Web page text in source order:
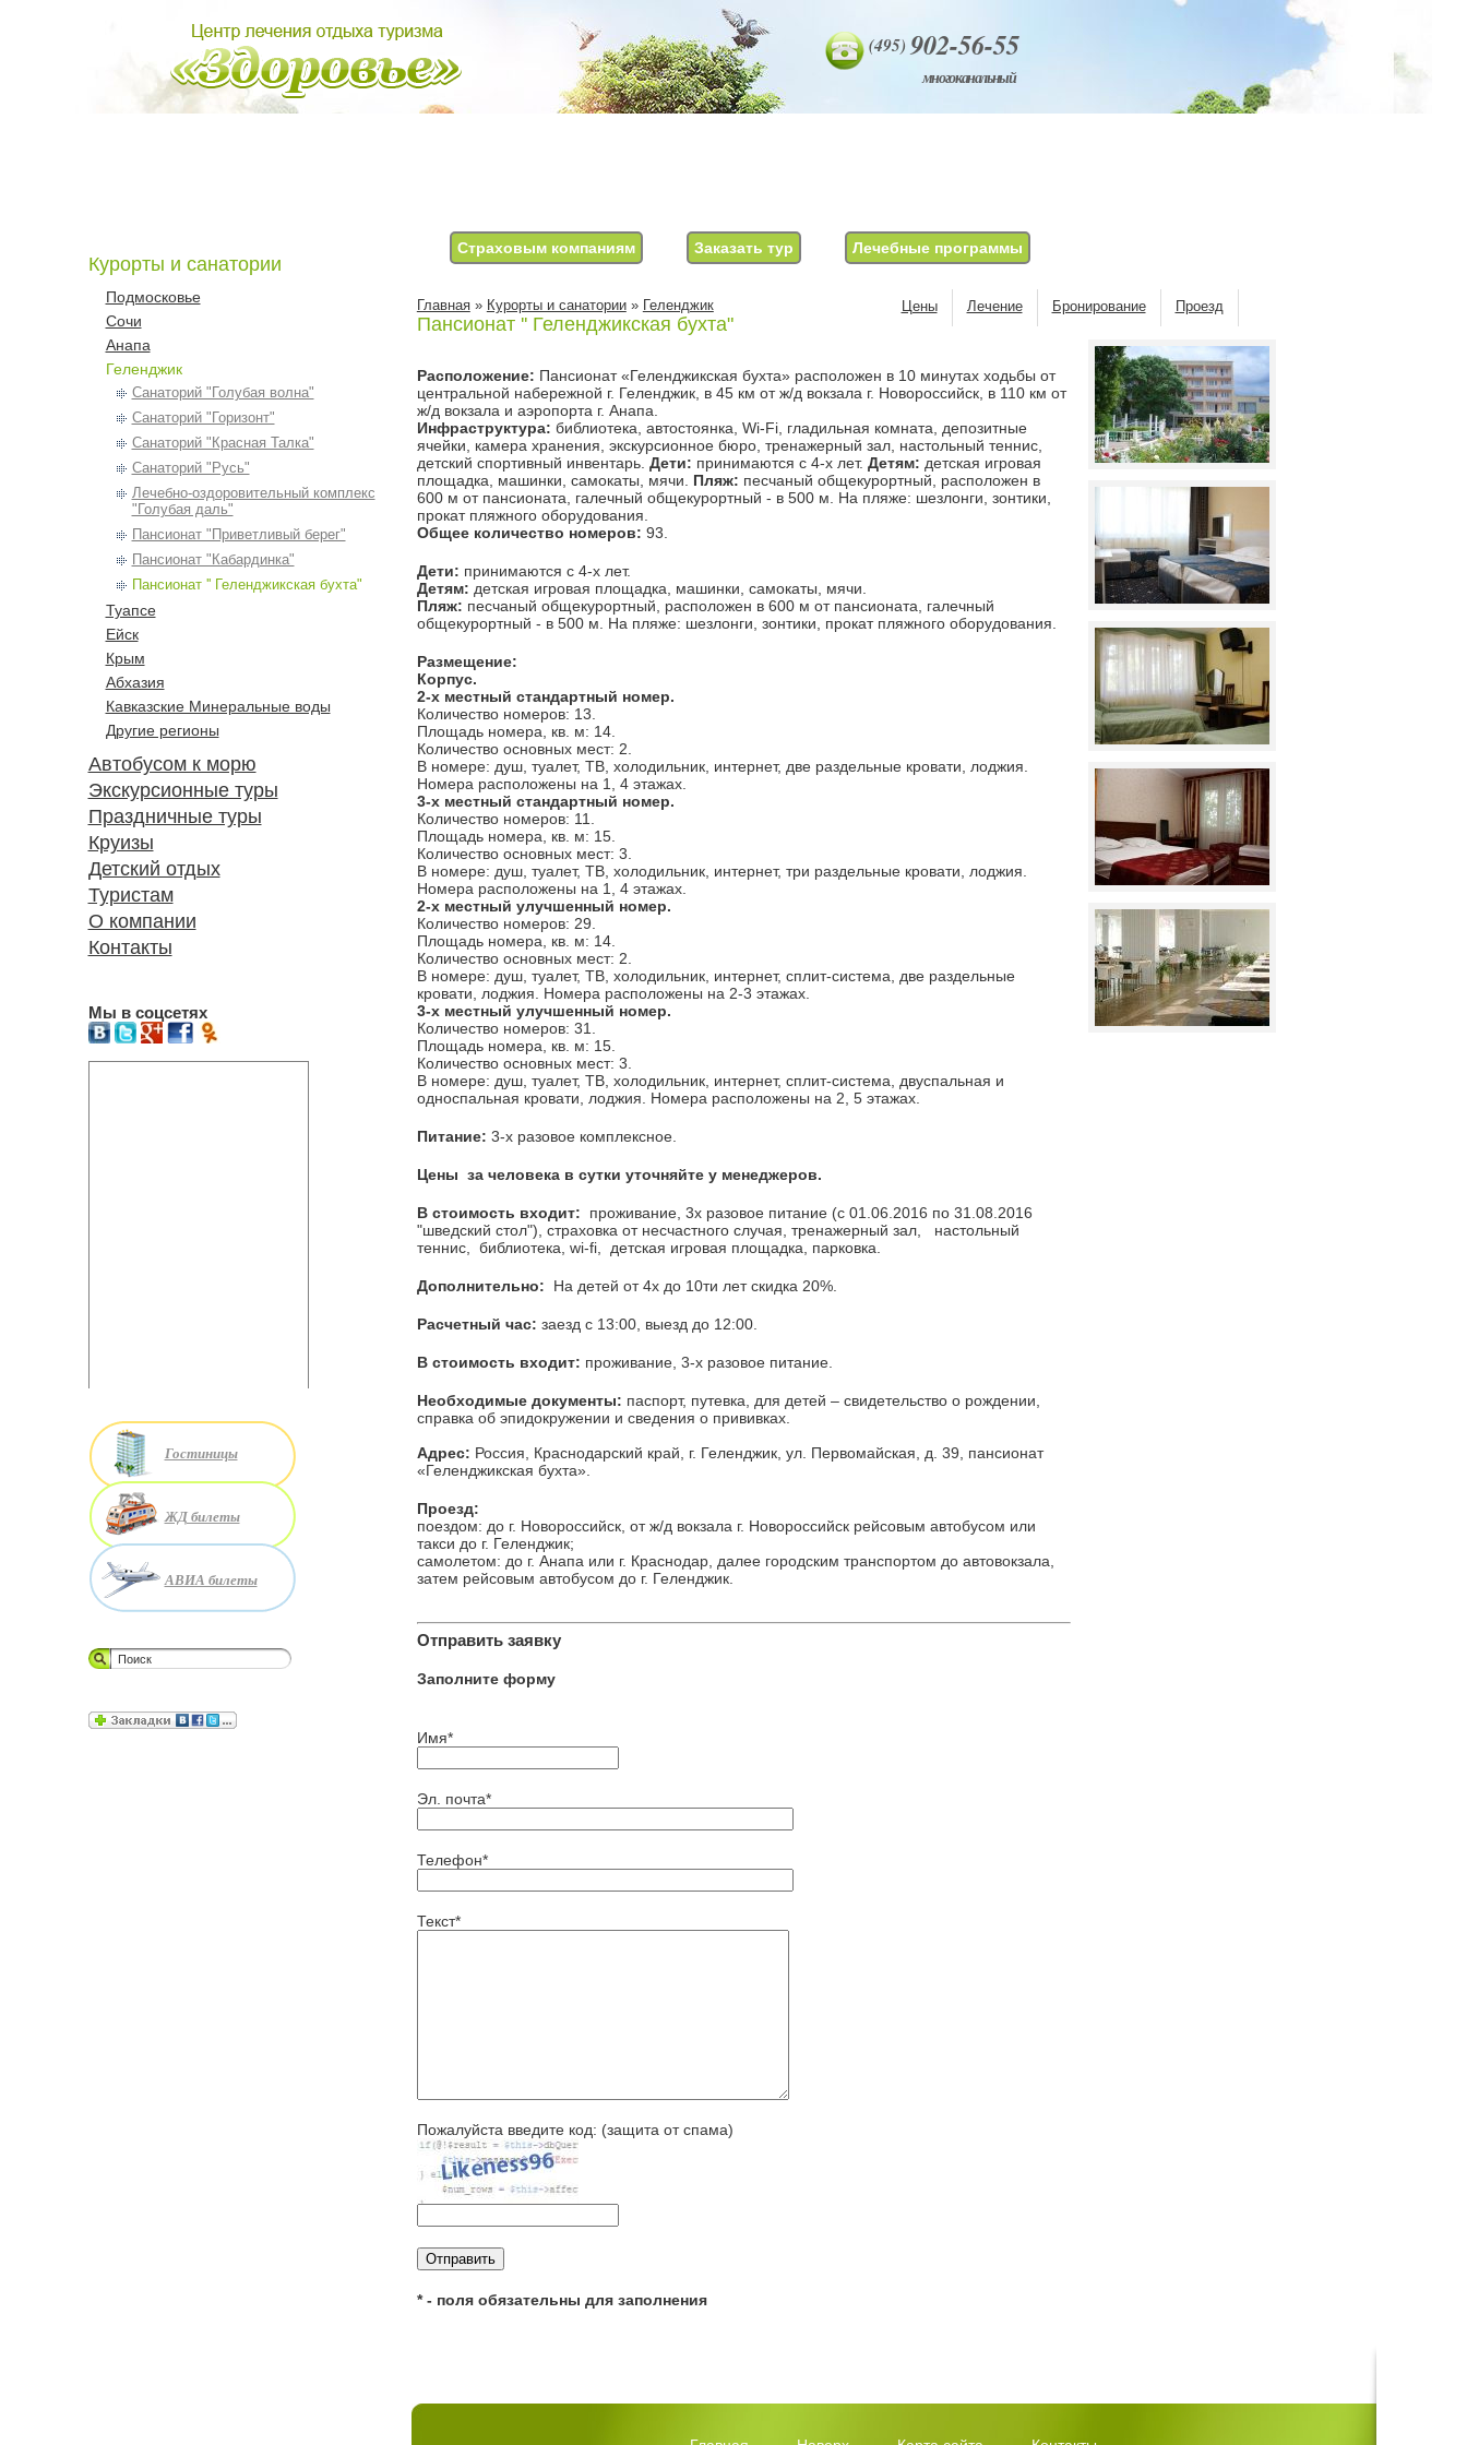
(495) 902-56-55
многоканальный
Курорты и санатории
Подмосковье
Сочи
Анапа
Геленджик
Санаторий "Голубая волна"
Санаторий "Горизонт"
Санаторий "Красная Талка"
Санаторий "Русь"
Лечебно-оздоровительный комплекс
"Голубая даль"
Пансионат "Приветливый берег"
Пансионат "Кабардинка"
Пансионат '' Геленджикская бухта"
Туапсе
Ейск
Крым
Абхазия
Кавказские Минеральные воды
Другие регионы
Автобусом к морю
Экскурсионные туры
Праздничные туры
Круизы
Детский отдых
Туристам
О компании
Контакты
Мы в соцсетях
Гостиницы
ЖД билеты
АВИА билеты
Страховым компаниям Заказать тур Лечебные программы
Главная» Курорты и санатории» Геленджик
Пансионат '' Геленджикская бухта"
Цены Лечение Бронирование Проезд
Расположение: Пансионат «Геленджикская бухта» расположен в 10 минутах ходьбы от
центральной набережной г. Геленджик, в 45 км от ж/д вокзала г. Новороссийск, в 110 км от
ж/д вокзала и аэропорта г. Анапа.
Инфраструктура: библиотека, автостоянка, Wi-Fi, гладильная комната, депозитные
ячейки, камера хранения, экскурсионное бюро, тренажерный зал, настольный теннис,
детский спортивный инвентарь. Дети: принимаются с 4-х лет. Детям: детская игровая
площадка, машинки, самокаты, мячи. Пляж: песчаный общекурортный, расположен в
600 м от пансионата, галечный общекурортный - в 500 м. На пляже: шезлонги, зонтики,
прокат пляжного оборудования.
Общее количество номеров: 93.
Дети: принимаются с 4-х лет.
Детям: детская игровая площадка, машинки, самокаты, мячи.
Пляж: песчаный общекурортный, расположен в 600 м от пансионата, галечный
общекурортный - в 500 м. На пляже: шезлонги, зонтики, прокат пляжного оборудования.
Размещение:
Корпус.
2-х местный стандартный номер.
Количество номеров: 13.
Площадь номера, кв. м: 14.
Количество основных мест: 2.
В номере: душ, туалет, ТВ, холодильник, интернет, две раздельные кровати, лоджия.
Номера расположены на 1, 4 этажах.
3-х местный стандартный номер.
Количество номеров: 11.
Площадь номера, кв. м: 15.
Количество основных мест: 3.
В номере: душ, туалет, ТВ, холодильник, интернет, три раздельные кровати, лоджия.
Номера расположены на 1, 4 этажах.
2-х местный улучшенный номер.
Количество номеров: 29.
Площадь номера, кв. м: 14.
Количество основных мест: 2.
В номере: душ, туалет, ТВ, холодильник, интернет, сплит-система, две раздельные
кровати, лоджия. Номера расположены на 2-3 этажах.
3-х местный улучшенный номер.
Количество номеров: 31.
Площадь номера, кв. м: 15.
Количество основных мест: 3.
В номере: душ, туалет, ТВ, холодильник, интернет, сплит-система, двуспальная и
односпальная кровати, лоджия. Номера расположены на 2, 5 этажах.
Питание: 3-х разовое комплексное.
Цены за человека в сутки уточняйте у менеджеров.
В стоимость входит: проживание, 3х разовое питание (c 01.06.2016 по 31.08.2016
"шведский стол"), страховка от несчастного случая, тренажерный зал, настольный
теннис, библиотека, wi-fi, детская игровая площадка, парковка.
Дополнительно: На детей от 4х до 10ти лет скидка 20%.
Расчетный час: заезд с 13:00, выезд до 12:00.
В стоимость входит: проживание, 3-х разовое питание.
Необходимые документы: паспорт, путевка, для детей – свидетельство о рождении,
справка об эпидокружении и сведения о прививках.
Адрес: Россия, Краснодарский край, г. Геленджик, ул. Первомайская, д. 39, пансионат
«Геленджикская бухта».
Проезд:
поездом: до г. Новороссийск, от ж/д вокзала г. Новороссийск рейсовым автобусом или
такси до г. Геленджик;
самолетом: до г. Анапа или г. Краснодар, далее городским транспортом до автовокзала,
затем рейсовым автобусом до г. Геленджик.
Отправить заявку
Заполните форму
Имя*
Эл. почта*
Телефон*
Текст*
Пожалуйста введите код: (защита от спама)
* - поля обязательны для заполнения